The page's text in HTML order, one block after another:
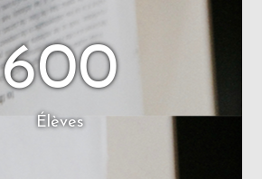
600
Élèves